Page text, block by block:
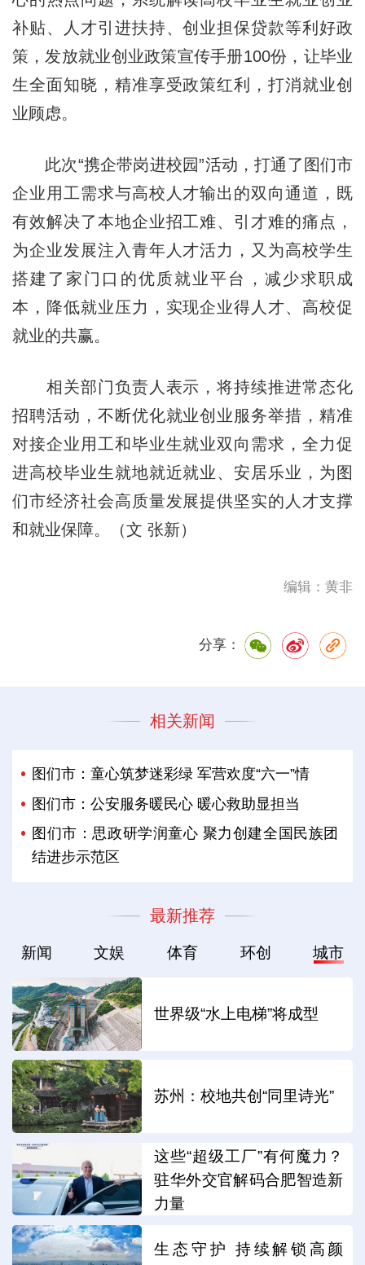
补贴、人才引进扶持、创业担保贷款等利好政
策，发放就业创业政策宣传手册100份，让毕业
生全面知晓，精准享受政策红利，打消就业创
业顾虑。
此次“携企带岗进校园”活动，打通了图们市
企业用工需求与高校人才输出的双向通道，既
有效解决了本地企业招工难、引才难的痛点，
为企业发展注入青年人才活力，又为高校学生
搭建了家门口的优质就业平台，减少求职成
本，降低就业压力，实现企业得人才、高校促
就业的共赢。
相关部门负责人表示，将持续推进常态化
招聘活动，不断优化就业创业服务举措，精准
对接企业用工和毕业生就业双向需求，全力促
进高校毕业生就地就近就业、安居乐业，为图
们市经济社会高质量发展提供坚实的人才支撑
和就业保障。（文 张新）
编辑：黄非
分享：
相关新闻
图们市：童心筑梦迷彩绿 军营欢度“六一”情
图们市：公安服务暖民心 暖心救助显担当
图们市：思政研学润童心 聚力创建全国民族团
结进步示范区
最新推荐
新闻 文娱 体育 环创 城市
世界级“水上电梯”将成型
苏州：校地共创“同里诗光”
这些“超级工厂”有何魔力？
驻华外交官解码合肥智造新
力量
生态守护 持续解锁高颜